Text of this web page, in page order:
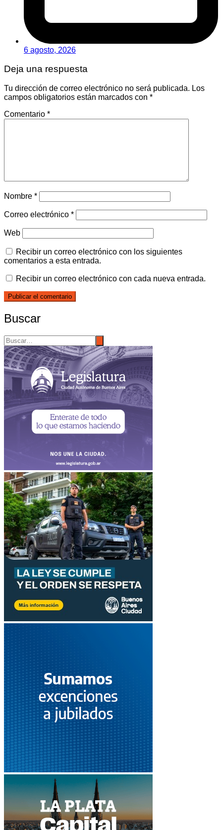
6 agosto, 2026
Deja una respuesta
Tu dirección de correo electrónico no será publicada. Los
campos obligatorios están marcados con *
Comentario *
Nombre *
Correo electrónico *
Web
Recibir un correo electrónico con los siguientes
comentarios a esta entrada.
Recibir un correo electrónico con cada nueva entrada.
Buscar